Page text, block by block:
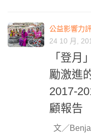
公益影響力
24 10 月,
「登月
勵激進
2017-
顧報告
文／